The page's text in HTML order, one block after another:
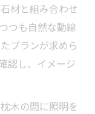
材と組み合わせ
つも自然な動線
プランが求めら
認し、イメージ
木の間に照明を